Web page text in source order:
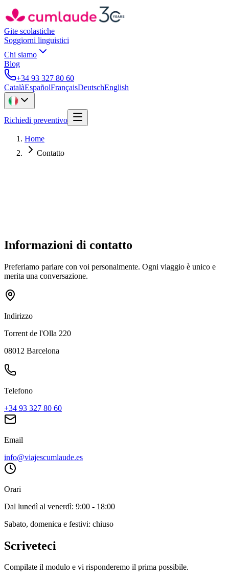
Gite scolastiche
Soggiorni linguistici
Chi siamo
Blog
+34 93 327 80 60
CatalàEspañolFrançaisDeutschEnglish
Richiedi preventivo
Home
Contatto
Informazioni di contatto
Preferiamo parlare con voi personalmente. Ogni viaggio è unico e
merita una conversazione.
Indirizzo
Torrent de l'Olla 220
08012 Barcelona
Telefono
+34 93 327 80 60
Email
info@viajescumlaude.es
Orari
Dal lunedì al venerdì: 9:00 - 18:00
Sabato, domenica e festivi: chiuso
Scriveteci
Compilate il modulo e vi risponderemo il prima possibile.